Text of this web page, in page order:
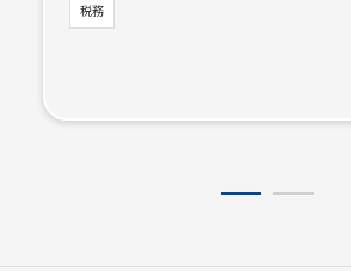
税務